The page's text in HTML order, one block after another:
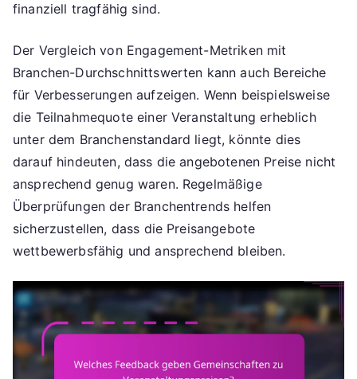
finanziell tragfähig sind.
Der Vergleich von Engagement-Metriken mit
Branchen-Durchschnittswerten kann auch Bereiche
für Verbesserungen aufzeigen. Wenn beispielsweise
die Teilnahmequote einer Veranstaltung erheblich
unter dem Branchenstandard liegt, könnte dies
darauf hindeuten, dass die angebotenen Preise nicht
ansprechend genug waren. Regelmäßige
Überprüfungen der Branchentrends helfen
sicherzustellen, dass die Preisangebote
wettbewerbsfähig und ansprechend bleiben.